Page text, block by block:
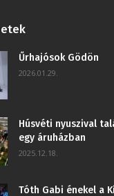
Űrhajósok Gödön
2026.01.29.
Húsvéti nyuszival
egy áruházban
2025.12.18.
Tóth Gabi énekel a